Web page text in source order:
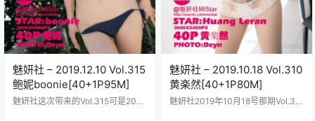
魅妍社 – 2019.12.10 Vol.315
鲍妮boonie[40+1P95M]
魅妍社这次带来的Vol.315可是2019
魅妍社 – 2019.10.18 Vol.310
黄楽然[40+1P80M]
魅妍社2019年10月18号那期Vol.31